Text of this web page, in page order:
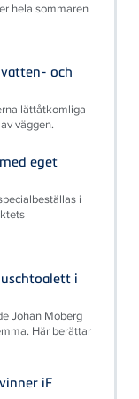
hela sommaren
och
lättåtkomliga
väggen.
eget
i
i
Johan Moberg
Här berättar
iF